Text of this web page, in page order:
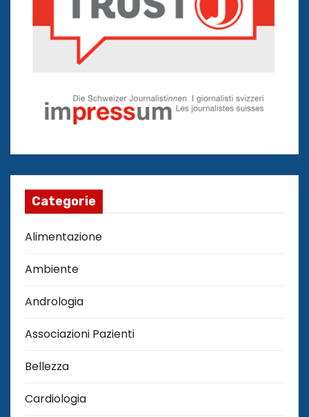
Categorie
Alimentazione
Ambiente
Andrologia
Associazioni Pazienti
Bellezza
Cardiologia